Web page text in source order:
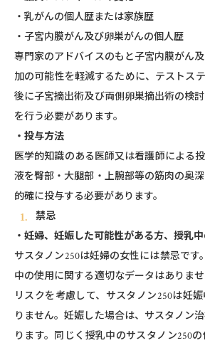
・乳がんの個人歴または家族歴
・子宮内膜がん及び卵巣がんの個人歴
専門家のアドバイスのもと子宮内膜がん
加の可能性を軽減するために、テストス
後に子宮摘出術及び両側卵巣摘出術の検
を行う必要があります。
・投与方法
医学的知識のある医師又は看護師による
液を臀部・大腿部・上腕部等の筋肉の奥
的確に投与する必要があります。
禁忌
・妊婦、妊娠した可能性がある方、授乳
サスタノン250は妊婦の女性には禁忌です
中の使用に関する適切なデータはありま
リスクを考慮して、サスタノン250は妊
りません。妊娠した場合は、サスタノン
ります。同じく授乳中のサスタノン250